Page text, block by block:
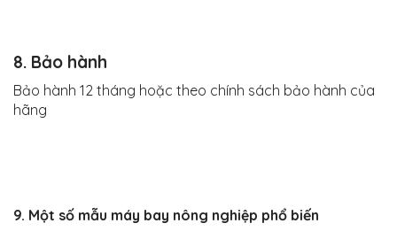
8. Bảo hành
Bảo hành 12 tháng hoặc theo chính sách bảo hành của
hãng
9. Một số mẫu máy bay nông nghiệp phổ biến